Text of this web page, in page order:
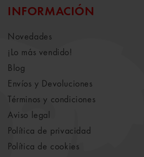
INFORMACIÓN
Novedades
¡Lo más vendido!
Blog
Envíos y Devoluciones
Términos y condiciones
Aviso legal
Política de privacidad
Política de cookies